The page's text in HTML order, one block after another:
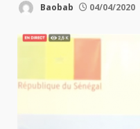
Baobab 04/04/2020